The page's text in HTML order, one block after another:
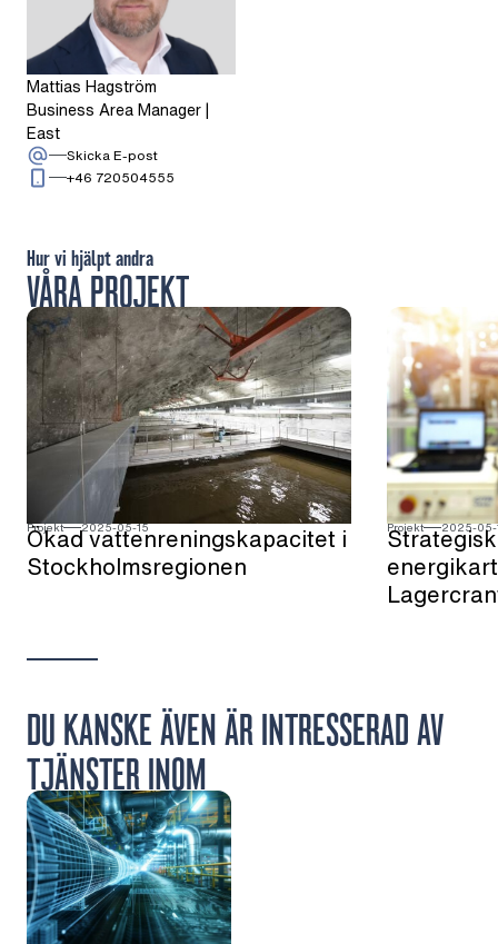
Mattias Hagström
Business Area Manager |
East
Skicka E-post: Mattias Hagström
+46 720504555
VÅRA PROJEKT
Hur vi hjälpt andra
Projekt 2025-05-15
Ökad vattenreningskapacitet i
Stockholmsregionen
Projekt 2025-05-
DU KANSKE ÄVEN ÄR INTRESSERAD AV
TJÄNSTER INOM